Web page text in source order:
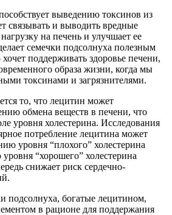
выведению токсинов из
связывать и выводить вредные
на печень и улучшает ее
семечки подсолнуха полезным
поддерживать здоровье печени,
образа жизни, когда мы
токсинами и загрязнителями.
то, что лецитин может
обмена веществ в печени, что
уровня холестерина. Исследования
потребление лецитина может
уровня “плохого” холестерина
“хорошего” холестерина
снижает риск сердечно-
подсолнуха, богатые лецитином,
в рационе для поддержания